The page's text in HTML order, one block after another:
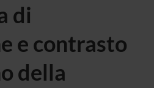
di
e contrasto
della